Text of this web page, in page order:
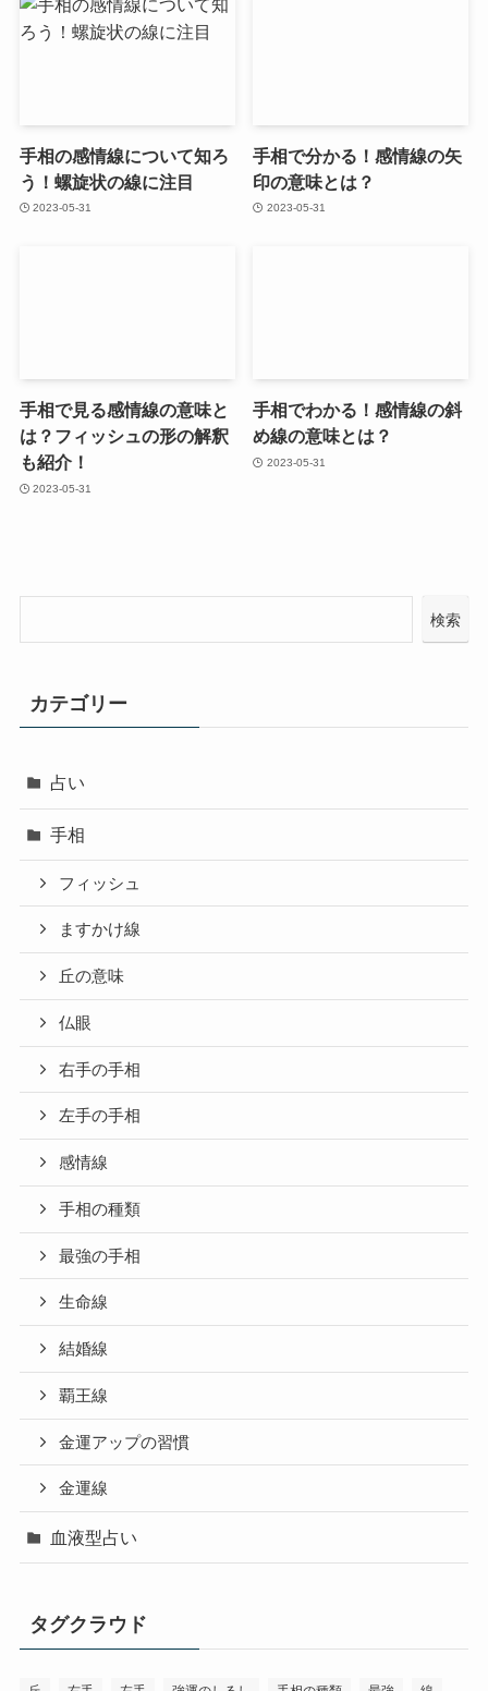
手相の感情線について知ろ
う！螺旋状の線に注目
2023-05-31
手相で分かる！感情線の矢
印の意味とは？
2023-05-31
手相で見る感情線の意味と
は？フィッシュの形の解釈
も紹介！
2023-05-31
手相でわかる！感情線の斜
め線の意味とは？
2023-05-31
検索
カテゴリー
占い
手相
フィッシュ
ますかけ線
丘の意味
仏眼
右手の手相
左手の手相
感情線
手相の種類
最強の手相
生命線
結婚線
覇王線
金運アップの習慣
金運線
血液型占い
タグクラウド